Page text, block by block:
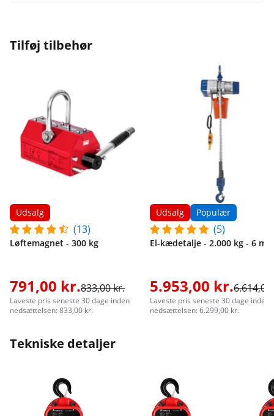
Tilføj tilbehør
Udsalg
(13)
Løftemagnet - 300 kg
791,00 kr.833,00 kr.
Laveste pris seneste 30 dage inden
nedsættelsen: 833,00 kr.
Udsalg Populær
(5)
El-kædetalje - 2.000 kg - 6 m
5.953,00 kr.
Laveste pris seneste 30 dage inden
nedsættelsen: 6.299,00 kr.
Tekniske detaljer